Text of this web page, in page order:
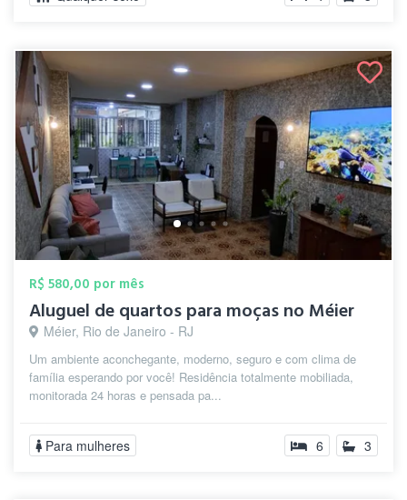
R$ 580,00 por mês
Aluguel de quartos para moças no Méier
Méier, Rio de Janeiro - RJ
Um ambiente aconchegante, moderno, seguro e com clima de
família esperando por você! Residência totalmente mobiliada,
monitorada 24 horas e pensada pa...
Para mulheres 6 3